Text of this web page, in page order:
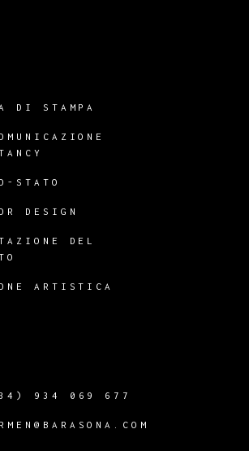
DI STAMPA
STATO
DESIGN
DEL
ARTISTICA
934 069 677